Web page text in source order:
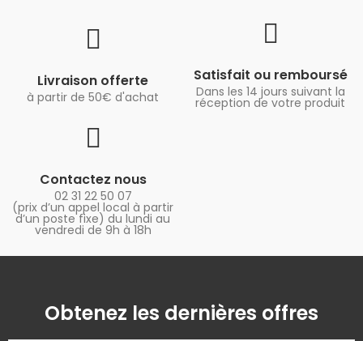
Livraison offerte
à partir de 50€ d'achat
Satisfait ou remboursé
Dans les 14 jours suivant la
réception de votre produit
Contactez nous
02 31 22 50 07
(prix d’un appel local à partir
d’un poste fixe) du lundi au
vendredi de 9h à 18h
Obtenez les dernières offres